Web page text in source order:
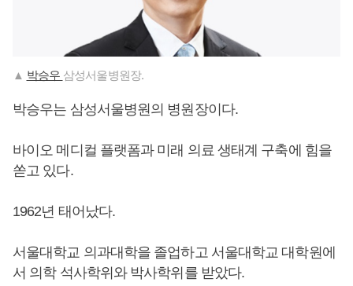
▲ 박승우 삼성서울병원장.
박승우는 삼성서울병원의 병원장이다.
바이오 메디컬 플랫폼과 미래 의료 생태계 구축에 힘을
쏟고 있다.
1962년 태어났다.
서울대학교 의과대학을 졸업하고 서울대학교 대학원에
서 의학 석사학위와 박사학위를 받았다.